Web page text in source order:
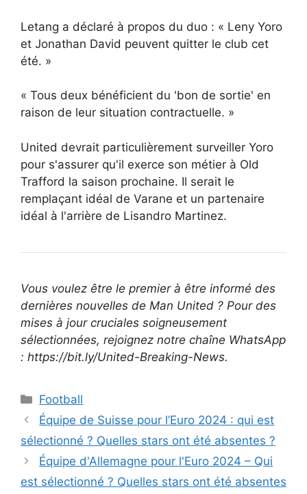
Letang a déclaré à propos du duo : « Leny Yoro
et Jonathan David peuvent quitter le club cet
été. »
« Tous deux bénéficient du 'bon de sortie' en
raison de leur situation contractuelle. »
United devrait particulièrement surveiller Yoro
pour s'assurer qu'il exerce son métier à Old
Trafford la saison prochaine. Il serait le
remplaçant idéal de Varane et un partenaire
idéal à l'arrière de Lisandro Martinez.
Vous voulez être le premier à être informé des
dernières nouvelles de Man United ? Pour des
mises à jour cruciales soigneusement
sélectionnées, rejoignez notre chaîne WhatsApp
: https://bit.ly/United-Breaking-News.
Catégories
Football
Équipe de Suisse pour l’Euro 2024 : qui est
sélectionné ? Quelles stars ont été absentes ?
Équipe d'Allemagne pour l'Euro 2024 – Qui
est sélectionné ? Quelles stars ont été absentes